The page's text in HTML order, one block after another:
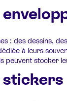
: des dessins,
à leurs
peuvent stocker